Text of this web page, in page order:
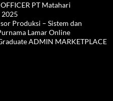
PT Matahari
2025
Produksi – Sistem dan
Lamar Online
ADMIN MARKETPLACE